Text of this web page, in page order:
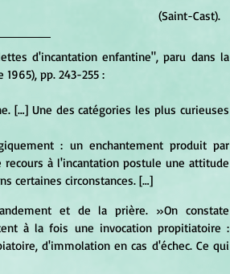
					Gagnent du pain et de l'argent. 						   (Saint-Cast).
d'incantation enfantine", paru dans la
pp. 243-255 :
[…] Une des catégories les plus curieuses
: un enchantement produit par
à l'incantation postule une attitude
certaines circonstances. […]
et de la prière. »On constate
à la fois une invocation propitiatoire :
d'immolation en cas d'échec. Ce qui